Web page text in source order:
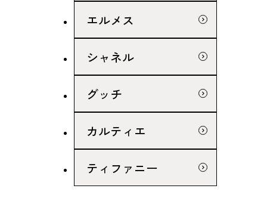
エルメス
シャネル
グッチ
カルティエ
ティファニー